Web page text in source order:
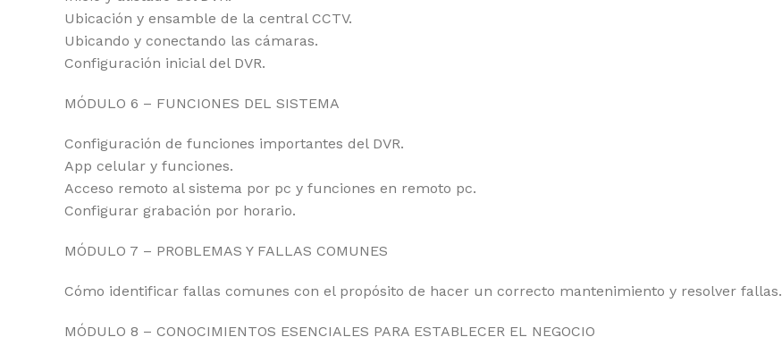
Ubicación y ensamble de la central CCTV.
Ubicando y conectando las cámaras.
Configuración inicial del DVR.
MÓDULO 6 – FUNCIONES DEL SISTEMA
Configuración de funciones importantes del DVR.
App celular y funciones.
Acceso remoto al sistema por pc y funciones en remoto pc.
Configurar grabación por horario.
MÓDULO 7 – PROBLEMAS Y FALLAS COMUNES
Cómo identificar fallas comunes con el propósito de hacer un correcto mantenimiento y resolver fallas.
MÓDULO 8 – CONOCIMIENTOS ESENCIALES PARA ESTABLECER EL NEGOCIO